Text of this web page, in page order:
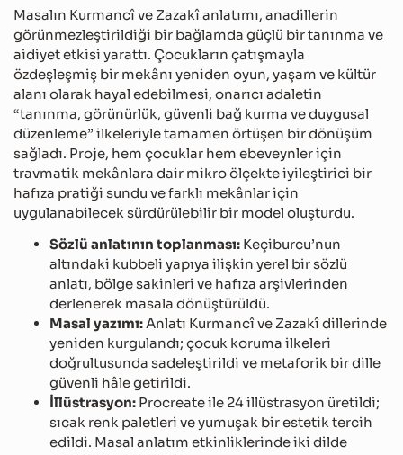
Masalın Kurmancî ve Zazakî anlatımı, anadillerin
görünmezleştirildiği bir bağlamda güçlü bir tanınma ve
aidiyet etkisi yarattı. Çocukların çatışmayla
özdeşleşmiş bir mekânı yeniden oyun, yaşam ve kültür
alanı olarak hayal edebilmesi, onarıcı adaletin
“tanınma, görünürlük, güvenli bağ kurma ve duygusal
düzenleme” ilkeleriyle tamamen örtüşen bir dönüşüm
sağladı. Proje, hem çocuklar hem ebeveynler için
travmatik mekânlara dair mikro ölçekte iyileştirici bir
hafıza pratiği sundu ve farklı mekânlar için
uygulanabilecek sürdürülebilir bir model oluşturdu.
Sözlü anlatının toplanması: Keçiburcu’nun
altındaki kubbeli yapıya ilişkin yerel bir sözlü
anlatı, bölge sakinleri ve hafıza arşivlerinden
derlenerek masala dönüştürüldü.
Masal yazımı:Anlatı Kurmancî ve Zazakî dillerinde
yeniden kurgulandı; çocuk koruma ilkeleri
doğrultusunda sadeleştirildi ve metaforik bir dille
güvenli hâle getirildi.
İllüstrasyon: Procreate ile 24 illüstrasyon üretildi;
sıcak renk paletleri ve yumuşak bir estetik tercih
edildi. Masal anlatım etkinliklerinde iki dilde